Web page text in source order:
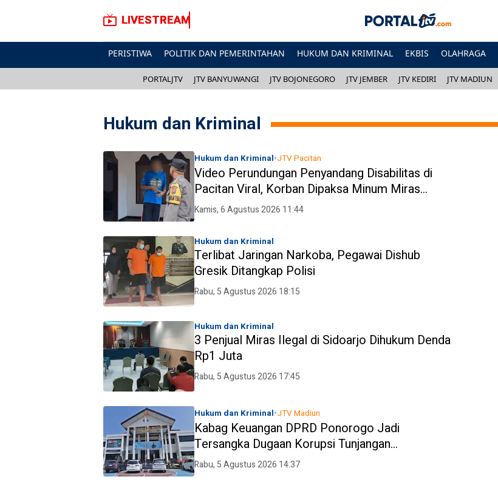
LIVESTREAM
PERISTIWA POLITIK DAN PEMERINTAHAN HUKUM DAN KRIMINAL EKBIS OLAHRAGA
PORTALJTV JTV BANYUWANGI JTV BOJONEGORO JTV JEMBER JTV KEDIRI JTV MADIUN
Hukum dan Kriminal
Hukum dan Kriminal•JTV Pacitan
Video Perundungan Penyandang Disabilitas di
Pacitan Viral, Korban Dipaksa Minum Miras
hingga Makan Pecahan Genteng
Kamis, 6 Agustus 2026 11:44
Hukum dan Kriminal
Terlibat Jaringan Narkoba, Pegawai Dishub
Gresik Ditangkap Polisi
Rabu, 5 Agustus 2026 18:15
Hukum dan Kriminal
3 Penjual Miras Ilegal di Sidoarjo Dihukum Denda
Rp1 Juta
Rabu, 5 Agustus 2026 17:45
Hukum dan Kriminal•JTV Madiun
Kabag Keuangan DPRD Ponorogo Jadi
Tersangka Dugaan Korupsi Tunjangan
Perumahan, Kerugian Negara Diperkirakan Rp3,6
Rabu, 5 Agustus 2026 14:37